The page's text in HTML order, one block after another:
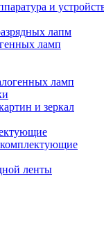
и
лапм
ламп
ламп
и зеркал
ленты